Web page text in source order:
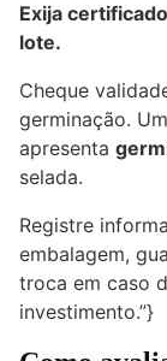
Exija
lote.
Cheque
germinação.
apresenta
selada.
Registre
embalagem,
troca em caso
investimento.”}